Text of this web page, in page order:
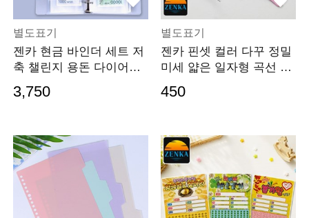
별도표기
젠카 현금 바인더 세트 저
축 챌린지 용돈 다이어리
가계부 생활비 머
3,750
별도표기
젠카 핀셋 컬러 다꾸 정밀
미세 얇은 일자형 곡선 기
억자 공예 납땜
450